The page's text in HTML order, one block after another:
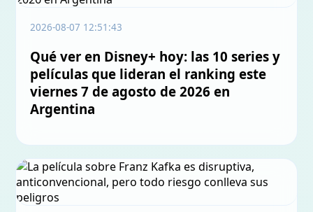
2026-08-07 12:51:43
Qué ver en Disney+ hoy: las 10 series y
películas que lideran el ranking este
viernes 7 de agosto de 2026 en
Argentina